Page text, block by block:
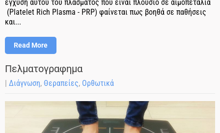
έγχυση αυτού του πλάσματος που είναι πλούσιο σε αιμοπετάλια
(Platelet Rich Plasma - PRP) φαίνεται πως βοηθά σε παθήσεις
και...
Read More
Πελματογραφημα
| Διάγνωση, Θεραπείες, Ορθωτικά